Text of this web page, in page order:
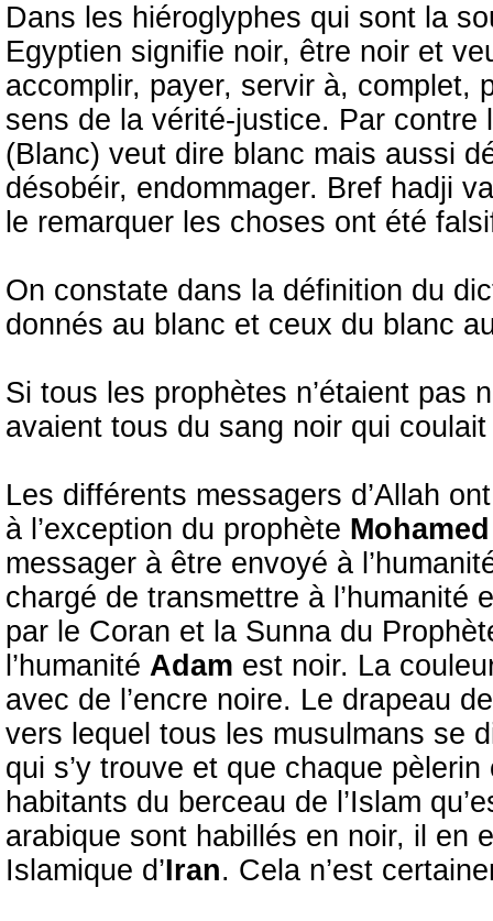
Dans les hiéroglyphes qui sont la
Egyptien signifie noir, être noir et
accomplir, payer, servir à, complet,
sens de la vérité-justice. Par
(Blanc) veut dire blanc mais aussi
désobéir, endommager. Bref hadji
le remarquer les choses ont été
On constate dans la définition du
donnés au blanc et ceux du blanc
Si tous les prophètes n’étaient pas
avaient tous du sang noir qui
Les différents messagers d’Allah
à l’exception du prophète
messager à être envoyé à
chargé de transmettre à l’humanité
par le Coran et la Sunna du
l’humanité Adam est noir. La
avec de l’encre noire. Le drapeau
vers lequel tous les musulmans se
qui s’y trouve et que chaque
habitants du berceau de l’Islam
arabique sont habillés en noir, il en
Islamique d’Iran. Cela n’est